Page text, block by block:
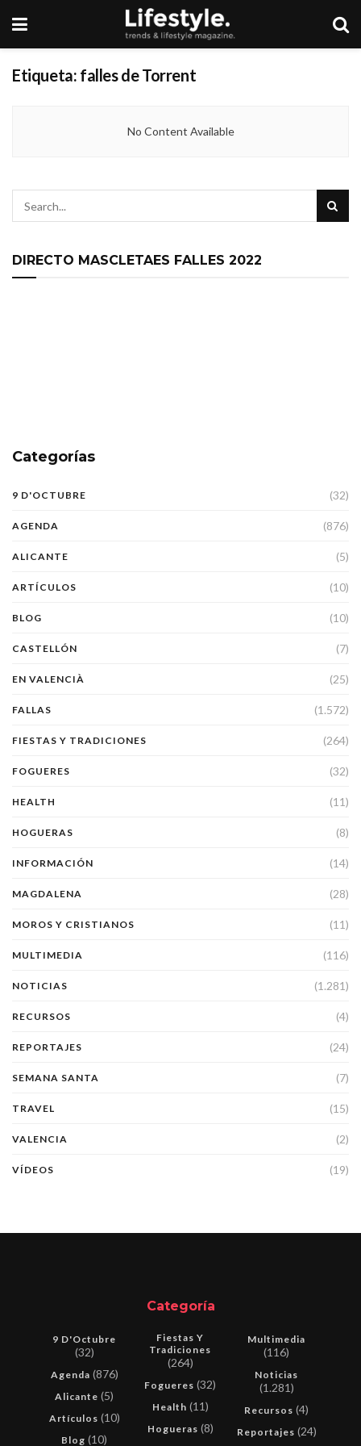
Etiqueta: falles de Torrent
No Content Available
DIRECTO MASCLETAES FALLES 2022
Categorías
9 D'OCTUBRE (32)
AGENDA (876)
ALICANTE (5)
ARTÍCULOS (10)
BLOG (10)
CASTELLÓN (7)
EN VALENCIÀ (25)
FALLAS (1.572)
FIESTAS Y TRADICIONES (264)
FOGUERES (32)
HEALTH (11)
HOGUERAS (8)
INFORMACIÓN (14)
MAGDALENA (28)
MOROS Y CRISTIANOS (11)
MULTIMEDIA (116)
NOTICIAS (1.281)
RECURSOS (4)
REPORTAJES (24)
SEMANA SANTA (7)
TRAVEL (15)
VALENCIA (2)
VÍDEOS (19)
Categoría
9 D'Octubre
(32)
Agenda (876)
Alicante (5)
Artículos (10)
Blog (10)
Fiestas Y
Tradiciones
(264)
Fogueres (32)
Health (11)
Hogueras (8)
Multimedia
(116)
Noticias
(1.281)
Recursos (4)
Reportajes (24)